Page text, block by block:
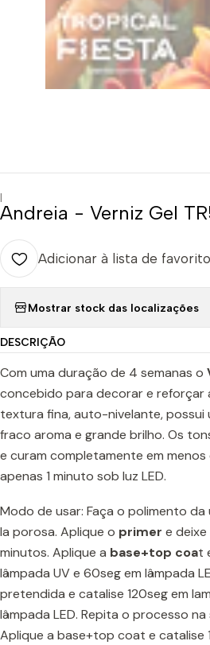
|
Andreia - Verniz Gel
Adicionar à lista de
Mostrar stock das localizações
DESCRIÇÃO
Com uma duração de 4 semanas o
concebido para decorar e reforçar
textura fina, auto-nivelante, possui
fraco aroma e grande brilho. Os
e curam completamente em
apenas 1 minuto sob luz LED.
Modo de usar: Faça o polimento
la porosa. Aplique o primer e
minutos. Aplique a base+top coat
lâmpada UV e 60seg em lâmpada
pretendida e catalise 120seg em
lâmpada LED. Repita o processo
Aplique a base+top coat e catalise